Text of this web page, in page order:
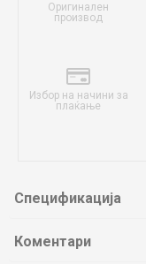
Оригинален
производ
Избор на начини за
плаќање
Спецификација
Коментари